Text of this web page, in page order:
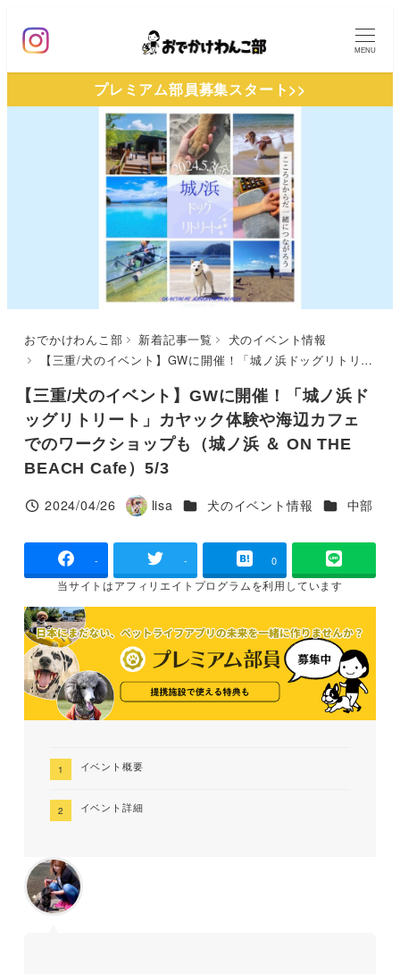
ン
MENU
プレミアム部員募集スタート>>
おでかけわんこ部 新着記事一覧
犬のイベント情報
【三重/犬のイベント】GWに開催！「城ノ浜ドッグリトリート」カヤック体験や海辺カフェでのワークショップも（城ノ浜 ＆ ON THE BEACH Cafe）5/3
【三重/犬のイベント】GWに開催！「城ノ浜ド
ッグリトリート」カヤック体験や海辺カフェ
でのワークショップも（城ノ浜 ＆ ON THE
BEACH Cafe）5/3
投稿日
2024/04/26
著
lisa カテゴリー
犬のイベント情報 カテゴリー
中部
- - 0
当サイトはアフィリエイトプログラムを利用しています
イベント概要
イベント詳細